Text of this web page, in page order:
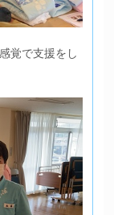
覚で支援をし